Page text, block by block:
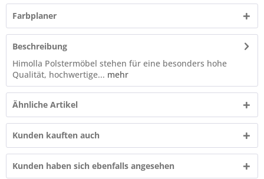
Farbplaner
Beschreibung
Himolla Polstermöbel stehen für eine besonders hohe
Qualität, hochwertige... mehr
Ähnliche Artikel
Kunden kauften auch
Kunden haben sich ebenfalls angesehen